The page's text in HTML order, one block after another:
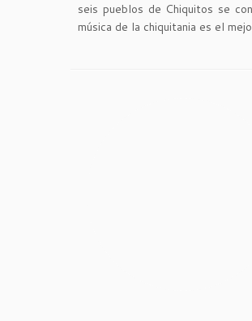
seis pueblos de Chiquitos se
música de la chiquitania es el